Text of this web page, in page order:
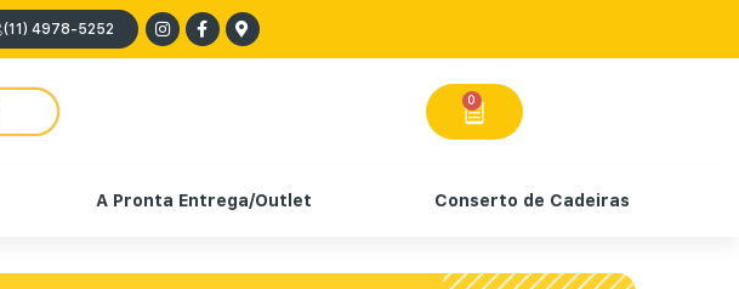
(11) 4978-5252
0
A Pronta Entrega/Outlet Conserto de Cadeiras